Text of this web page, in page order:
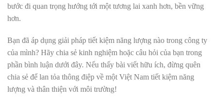
bước đi quan trọng hướng tới một tương lai xanh hơn, bền vững
hơn.
Bạn đã áp dụng giải pháp tiết kiệm năng lượng nào trong công ty
của mình? Hãy chia sẻ kinh nghiệm hoặc câu hỏi của bạn trong
phần bình luận dưới đây. Nếu thấy bài viết hữu ích, đừng quên
chia sẻ để lan tỏa thông điệp về một Việt Nam tiết kiệm năng
lượng và thân thiện với môi trường!